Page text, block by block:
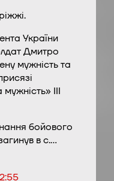
України
Дмитро
мужність та
ІІІ
бойового
в с.…